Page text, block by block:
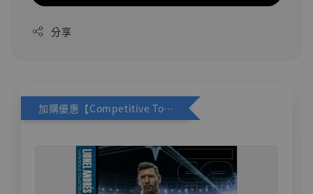
分享
加購優惠【Competitive Toys 梅西 [CM001]】